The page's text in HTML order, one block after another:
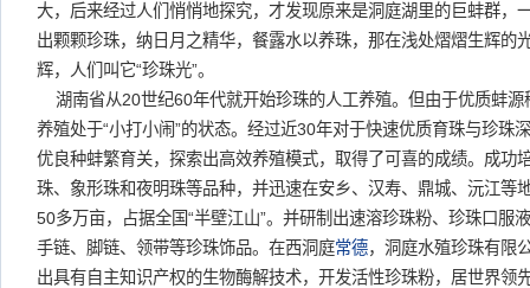
大，后来经过人们悄悄地探究，才发现原来是洞庭湖里的巨蚌群，
出颗颗珍珠，纳日月之精华，餐露水以养珠，那在浅处熠熠生辉的
辉，人们叫它“珍珠光”。
湖南省从20世纪60年代就开始珍珠的人工养殖。但由于优质蚌源
养殖处于“小打小闹”的状态。经过近30年对于快速优质育珠与珍珠
优良种蚌繁育关，探索出高效养殖模式，取得了可喜的成绩。成功
珠、象形珠和夜明珠等品种，并迅速在安乡、汉寿、鼎城、沅江等
50多万亩，占据全国“半壁江山”。并研制出速溶珍珠粉、珍珠口服
手链、脚链、领带等珍珠饰品。在西洞庭常德，洞庭水殖珍珠有限
出具有自主知识产权的生物酶解技术，开发活性珍珠粉，居世界领